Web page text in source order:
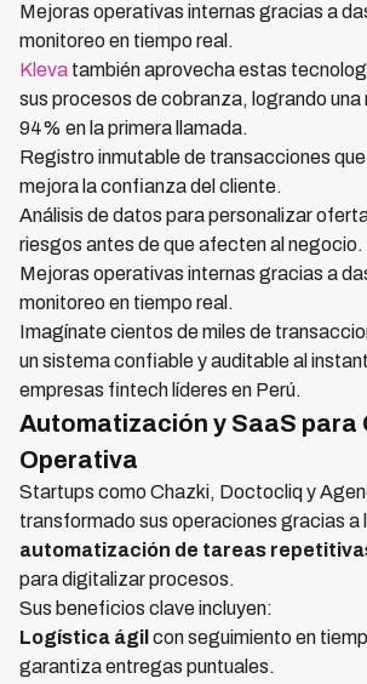
Mejoras operativas internas gracias a
monitoreo en tiempo real.
Kleva también aprovecha estas
sus procesos de cobranza, logrando una
94% en la primera llamada.
Registro inmutable de transacciones
mejora la confianza del cliente.
Análisis de datos para personalizar
riesgos antes de que afecten al negocio.
Mejoras operativas internas gracias a
monitoreo en tiempo real.
Imagínate cientos de miles de
un sistema confiable y auditable al
empresas fintech líderes en Perú.
Automatización y SaaS para
Operativa
Startups como Chazki, Doctocliq y
transformado sus operaciones gracias a
automatización de tareas
para digitalizar procesos.
Sus beneficios clave incluyen:
Logística ágil con seguimiento en
garantiza entregas puntuales.